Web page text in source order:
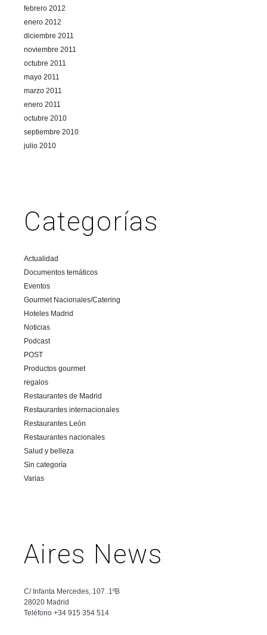
febrero 2012
enero 2012
diciembre 2011
noviembre 2011
octubre 2011
mayo 2011
marzo 2011
enero 2011
octubre 2010
septiembre 2010
julio 2010
Categorías
Actualidad
Documentos temáticos
Eventos
Gourmet Nacionales/Catering
Hoteles Madrid
Noticias
Podcast
POST
Productos gourmet
regalos
Restaurantes de Madrid
Restaurantes internacionales
Restaurantes León
Restaurantes nacionales
Salud y belleza
Sin categoría
Varias
Aires News
C/ Infanta Mercedes, 107. 1ºB
28020 Madrid
Teléfono +34 915 354 514